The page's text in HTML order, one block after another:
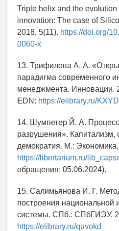
Triple helix and the evolution
innovation: The case of
2018, 5(11). https://doi.org/
0060-x
13. Трифилова А. А.
парадигма современного
менеджмента. Инновации.
EDN: https://elibrary.ru/
14. Шумпетер Й. А. Процесс
разрушения». Капитализм,
демократия. М.:
https://libertarium.ru/
обращения: 05.06.2024).
15. Салимьянова И. Г.
построения национальной
системы. СПб.: СПбГИЭУ,
https://elibrary.ru/quvokd